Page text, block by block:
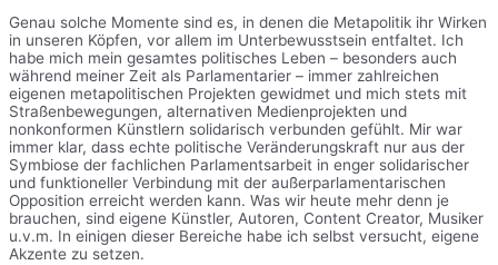
Genau solche Momente sind es, in denen die Metapolitik ihr Wirken
in unseren Köpfen, vor allem im Unterbewusstsein entfaltet. Ich
habe mich mein gesamtes politisches Leben – besonders auch
während meiner Zeit als Parlamentarier – immer zahlreichen
eigenen metapolitischen Projekten gewidmet und mich stets mit
Straßenbewegungen, alternativen Medienprojekten und
nonkonformen Künstlern solidarisch verbunden gefühlt. Mir war
immer klar, dass echte politische Veränderungskraft nur aus der
Symbiose der fachlichen Parlamentsarbeit in enger solidarischer
und funktioneller Verbindung mit der außerparlamentarischen
Opposition erreicht werden kann. Was wir heute mehr denn je
brauchen, sind eigene Künstler, Autoren, Content Creator, Musiker
u.v.m. In einigen dieser Bereiche habe ich selbst versucht, eigene
Akzente zu setzen.